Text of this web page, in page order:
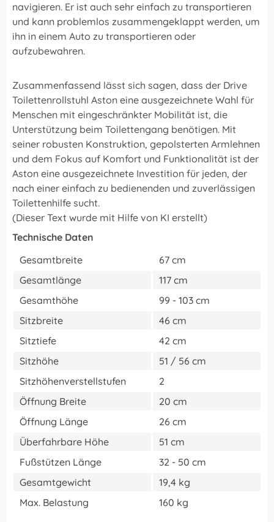
navigieren. Er ist auch sehr einfach zu transportieren
und kann problemlos zusammengeklappt werden, um
ihn in einem Auto zu transportieren oder
aufzubewahren.
Zusammenfassend lässt sich sagen, dass der Drive
Toilettenrollstuhl Aston eine ausgezeichnete Wahl für
Menschen mit eingeschränkter Mobilität ist, die
Unterstützung beim Toilettengang benötigen. Mit
seiner robusten Konstruktion, gepolsterten Armlehnen
und dem Fokus auf Komfort und Funktionalität ist der
Aston eine ausgezeichnete Investition für jeden, der
nach einer einfach zu bedienenden und zuverlässigen
Toilettenhilfe sucht.
(Dieser Text wurde mit Hilfe von KI erstellt)
Technische Daten
Gesamtbreite
67 cm
Gesamtlänge
117 cm
Gesamthöhe
99 - 103 cm
Sitzbreite
46 cm
Sitztiefe
42 cm
Sitzhöhe
51 / 56 cm
Sitzhöhenverstellstufen
2
Öffnung Breite
20 cm
Öffnung Länge
26 cm
Überfahrbare Höhe
51 cm
Fußstützen Länge
32 - 50 cm
Gesamtgewicht
19,4 kg
Max. Belastung
160 kg